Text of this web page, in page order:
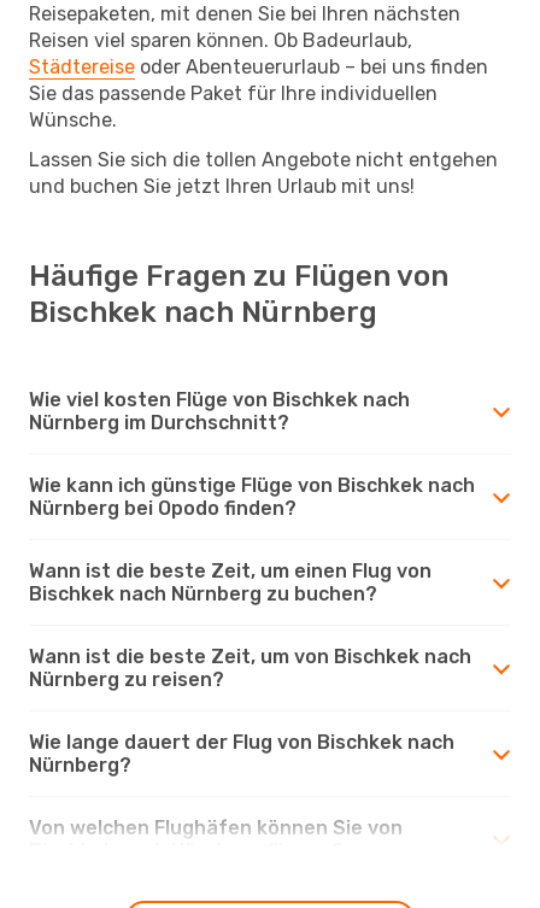
Reisepaketen, mit denen Sie bei Ihren nächsten
Reisen viel sparen können. Ob Badeurlaub,
Städtereise oder Abenteuerurlaub – bei uns finden
Sie das passende Paket für Ihre individuellen
Wünsche.
Lassen Sie sich die tollen Angebote nicht entgehen
und buchen Sie jetzt Ihren Urlaub mit uns!
Häufige Fragen zu Flügen von
Bischkek nach Nürnberg
Wie viel kosten Flüge von Bischkek nach
Nürnberg im Durchschnitt?
Wie kann ich günstige Flüge von Bischkek nach
Nürnberg bei Opodo finden?
Wann ist die beste Zeit, um einen Flug von
Bischkek nach Nürnberg zu buchen?
Wann ist die beste Zeit, um von Bischkek nach
Nürnberg zu reisen?
Wie lange dauert der Flug von Bischkek nach
Nürnberg?
Von welchen Flughäfen können Sie von